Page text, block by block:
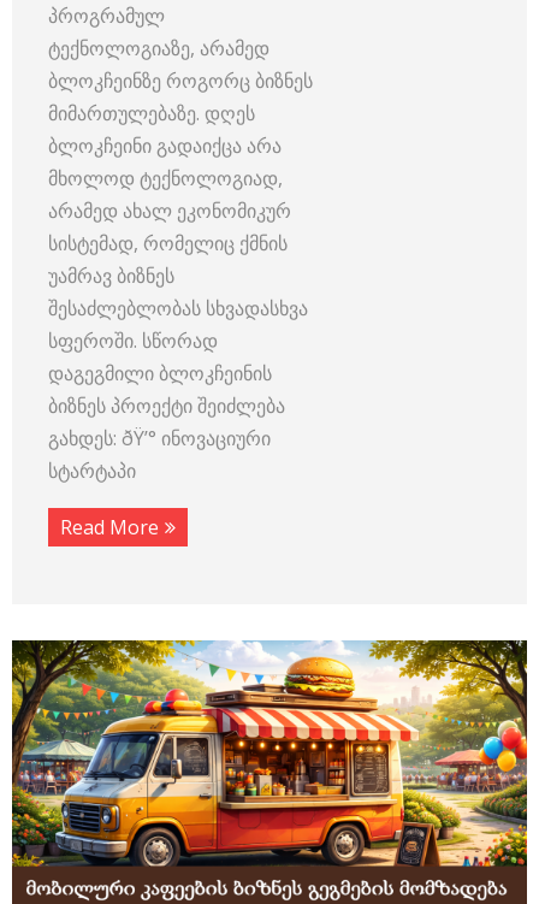
პროგრამულ
ტექნოლოგიაზე, არამედ
ბლოკჩეინზე როგორც ბიზნეს
მიმართულებაზე. დღეს
ბლოკჩეინი გადაიქცა არა
მხოლოდ ტექნოლოგიად,
არამედ ახალ ეკონომიკურ
სისტემად, რომელიც ქმნის
უამრავ ბიზნეს
შესაძლებლობას სხვადასხვა
სფეროში. სწორად
დაგეგმილი ბლოკჩეინის
ბიზნეს პროექტი შეიძლება
გახდეს: ðŸ’° ინოვაციური
სტარტაპი
Read More